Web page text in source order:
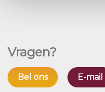
Vragen?
Bel ons E-mail